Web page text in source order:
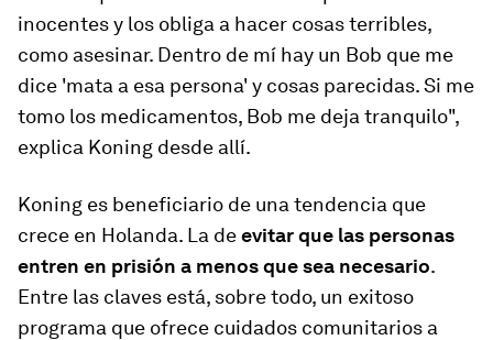
inocentes y los obliga a hacer cosas terribles,
como asesinar. Dentro de mí hay un Bob que me
dice 'mata a esa persona' y cosas parecidas. Si me
tomo los medicamentos, Bob me deja tranquilo",
explica Koning desde allí.
Koning es beneficiario de una tendencia que
crece en Holanda. La deevitar que las personas
entren en prisión a menos que sea necesario.
Entre las claves está, sobre todo, un exitoso
programa que ofrece cuidados comunitarios a